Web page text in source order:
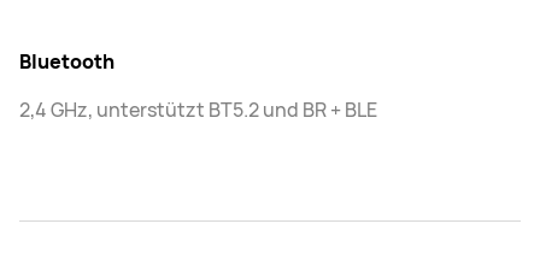
Bluetooth
2,4 GHz, unterstützt BT5.2 und BR + BLE